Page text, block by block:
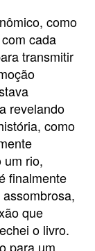
como
cada
transmitir
revelando
como
um rio,
finalmente
que
o livro.
para um